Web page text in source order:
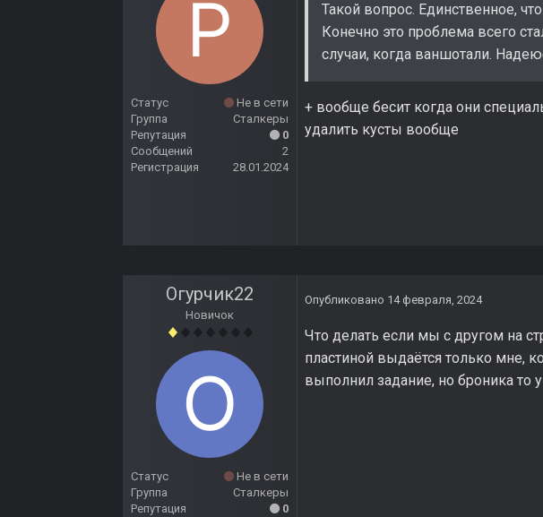
Статус
Не в сети
Группа
Сталкеры
Репутация
0
Сообщений
2
Регистрация
28.01.2024
Такой вопрос. Единственное,
Конечно это проблема всего
случаи, когда ваншотали.
+ вообще бесит когда они
удалить кусты вообще
Огурчик22
Новичок
Статус
Не в сети
Группа
Сталкеры
Репутация
0
Опубликовано 14 февраля, 2024
Что делать если мы с другом на
пластиной выдаётся только мне,
выполнил задание, но броника то